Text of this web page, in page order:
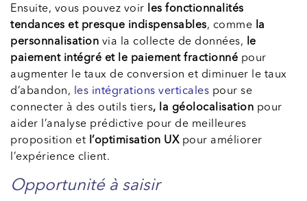
Ensuite, vous pouvez voir
les fonctionnalités
tendances et presque indispensables, comme
la
personnalisation via la collecte de données,
le
paiement intégré et le paiement fractionné pour
augmenter le taux de conversion et diminuer le taux
d’abandon,
les intégrations verticales pour se
connecter à des outils tiers, la géolocalisation pour
aider l’analyse prédictive pour de meilleures
proposition et l’optimisation UXpour améliorer
l’expérience client.
Opportunité à saisir